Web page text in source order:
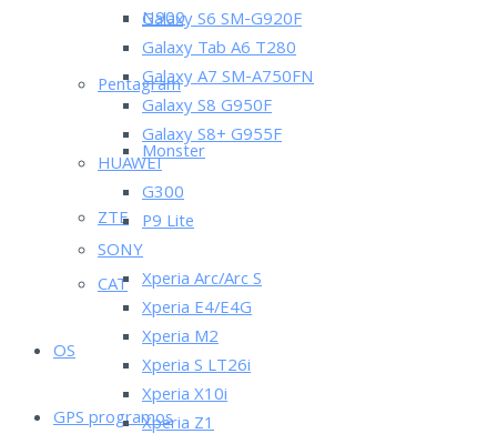
N900
Pentagram
Monster
ZTE
CAT
OS
GPS programos
Galaxy S6 SM-G920F
Galaxy Tab A6 T280
Galaxy A7 SM-A750FN
Galaxy S8 G950F
Galaxy S8+ G955F
HUAWEI
G300
P9 Lite
SONY
Xperia Arc/Arc S
Xperia E4/E4G
Xperia M2
Xperia S LT26i
Xperia X10i
Xperia Z1